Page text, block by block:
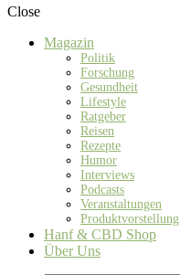
Close
Magazin
Politik
Forschung
Gesundheit
Lifestyle
Ratgeber
Reisen
Rezepte
Humor
Interviews
Podcasts
Veranstaltungen
Produktvorstellung
Hanf & CBD Shop
Über Uns